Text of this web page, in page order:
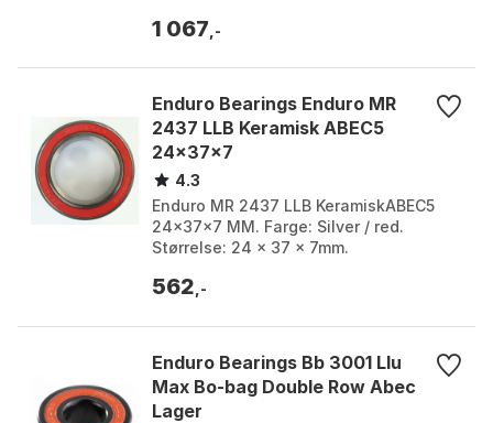
1 067 ,-
Enduro Bearings Enduro MR
2437 LLB Keramisk ABEC5
24x37x7
4.3
Enduro MR 2437 LLB KeramiskABEC5
24x37x7 MM. Farge: Silver / red.
Størrelse: 24 x 37 x 7mm.
562 ,-
Enduro Bearings Bb 3001 Llu
Max Bo-bag Double Row Abec
Lager